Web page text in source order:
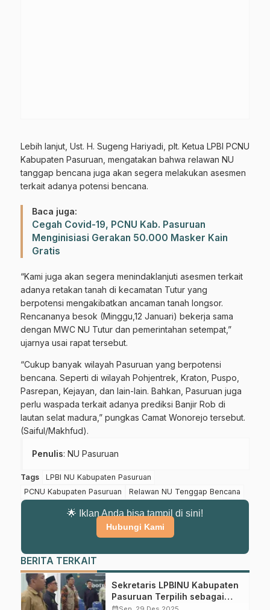
Lebih lanjut, Ust. H. Sugeng Hariyadi, plt. Ketua LPBI PCNU
Kabupaten Pasuruan, mengatakan bahwa relawan NU
tanggap bencana juga akan segera melakukan asesmen
terkait adanya potensi bencana.
Baca juga:
Cegah Covid-19, PCNU Kab. Pasuruan
Menginisiasi Gerakan 50.000 Masker Kain
Gratis
“Kami juga akan segera menindaklanjuti asesmen terkait
adanya retakan tanah di kecamatan Tutur yang
berpotensi mengakibatkan ancaman tanah longsor.
Rencananya besok (Minggu,12 Januari) bekerja sama
dengan MWC NU Tutur dan pemerintahan setempat,”
ujarnya usai rapat tersebut.
“Cukup banyak wilayah Pasuruan yang berpotensi
bencana. Seperti di wilayah Pohjentrek, Kraton, Puspo,
Pasrepan, Kejayan, dan lain-lain. Bahkan, Pasuruan juga
perlu waspada terkait adanya prediksi Banjir Rob di
lautan selat madura,” pungkas Camat Wonorejo tersebut.
(Saiful/Makhfud).
Penulis: NU Pasuruan
Tags
LPBI NU Kabupaten Pasuruan
PCNU Kabupaten Pasuruan
Relawan NU Tenggap Bencana
🌟 Iklan Anda bisa tampil di sini!
Hubungi Kami
BERITA TERKAIT
Sekretaris LPBINU Kabupaten
Pasuruan Terpilih sebagai